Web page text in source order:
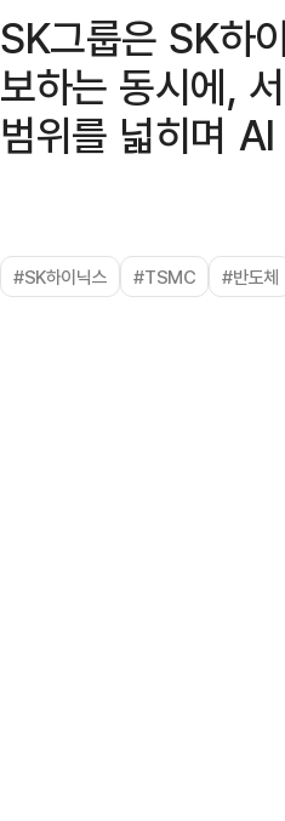
SK그룹은 SK하
보하는 동시에,
범위를 넓히며
#SK하이닉스 #TSMC #반도체